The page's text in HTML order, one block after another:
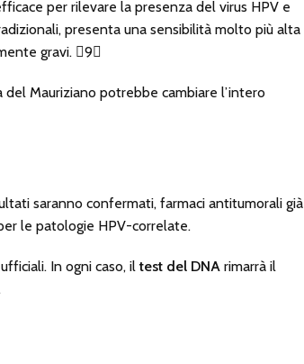
per rilevare la presenza del virus HPV e
presenta una sensibilità molto più alta
gravi. 9
Mauriziano potrebbe cambiare l’intero
saranno confermati, farmaci antitumorali già
le patologie HPV-correlate.
In ogni caso, iltest del DNArimarrà il